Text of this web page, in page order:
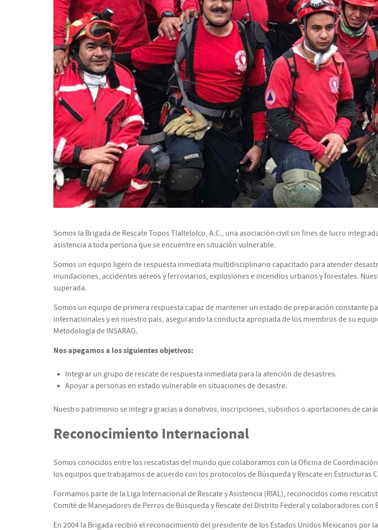
Somos la Brigada de Rescate Topos Tlaltelolco, A.C., una asociación civil sin fines de lucro
asistencia a toda persona que se encuentre en situación vulnerable.
Somos un equipo ligero de respuesta inmediata multidisciplinario capacitado para atender
inundaciones, accidentes aéreos y ferroviarios, explosiones e incendios urbanos y forestales.
superada.
Somos un equipo de primera respuesta capaz de mantener un estado de preparación constante
internacionales y en nuestro país, asegurando la conducta apropiada de los miembros de su
Metodología de INSARAG.
Nos apegamos a los siguientes objetivos:
Integrar un grupo de rescate de respuesta inmediata para la atención de desastres.
Apoyar a personas en estado vulnerable en situaciones de desastre.
Nuestro patrimonio se integra gracias a donativos, inscripciones, subsidios o aportaciones de
Reconocimiento Internacional
Somos conocidos entre los rescatistas del mundo que colaboramos con la Oficina de
los equipos que trabajamos de acuerdo con los protocolos de Búsqueda y Rescate en Estructuras
Formamos parte de la Liga Internacional de Rescate y Asistencia (RIAL), reconocidos como
Comité de Manejadores de Perros de Búsqueda y Rescate del Distrito Federal y colaboradores
En 2004 la Brigada recibió el reconocimiento del presidente de los Estados Unidos Mexicanos por